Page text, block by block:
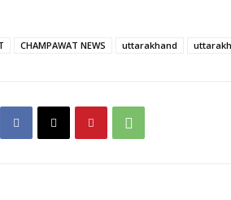
CHAMPAWAT NEWS uttarakhand